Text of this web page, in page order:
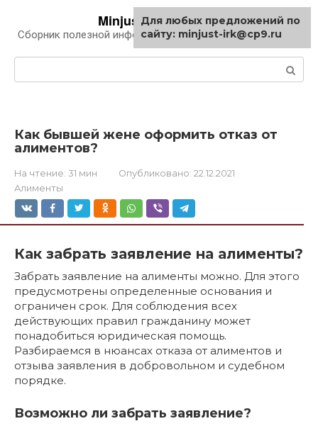
контенту
Minjust-irk.ru
Сборник полезной информации про автомобили
Как бывшей жене оформить отказ от
алиментов?
На чтение: 31 мин Опубликовано: 22.12.2021
Алименты
Как забрать заявление на алименты?
Забрать заявление на алименты можно. Для этого
предусмотрены определенные основания и
ограничен срок. Для соблюдения всех
действующих правил гражданину может
понадобиться юридическая помощь.
Разбираемся в нюансах отказа от алиментов и
отзыва заявления в добровольном и судебном
порядке.
Возможно ли забрать заявление?
Для любых предложений по
сайту: minjust-irk@cp9.ru